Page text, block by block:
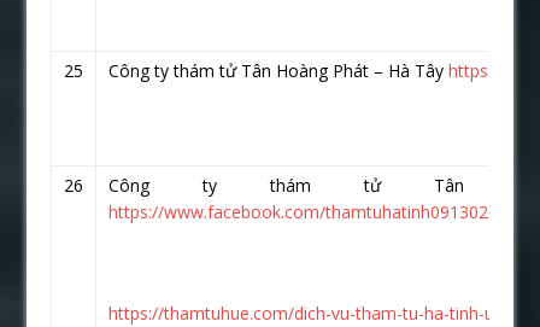
25 Công ty thám tử Tân Hoàng Phát – Hà Tâyhttps://
26
Công ty thám tử Tân
https://www.facebook.com/thamtuhatinh0913020026/
https://thamtuhue.com/dich-vu-tham-tu-ha-tinh-uy-tin-